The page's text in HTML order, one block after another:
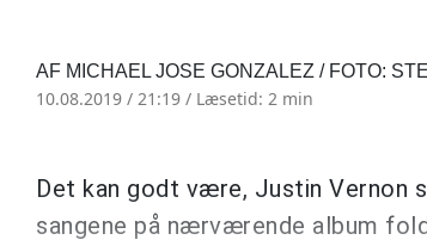
AF MICHAEL JOSE GONZALEZ / FOTO:
10.08.2019 / 21:19 / Læsetid: 2 min
Det kan godt være, Justin Vernon
sangene på nærværende album